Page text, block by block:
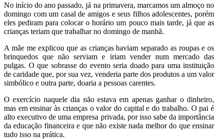
No início do ano passado, já na primavera, marcamos um almoço no
domingo com um casal de amigos e seus filhos adolescentes, porém
eles pediram para colocar o horário um pouco mais tarde, já que as
crianças teriam que trabalhar no domingo de manhã.
A mãe me explicou que as crianças haviam separado as roupas e os
brinquedos que não serviam e iriam vender num mercado das
pulgas. O que sobrasse do evento seria doado para uma instituição
de caridade que, por sua vez, venderia parte dos produtos a um valor
simbólico e outra parte, doaria a pessoas carentes.
O exercício naquele dia não estava em apenas ganhar o dinheiro,
mas em ensinar às crianças o valor do capital e do trabalho. O pai é
alto executivo de uma empresa privada, por isso sabe da importância
da educação financeira e que não existe nada melhor do que ensinar
tudo isso na prática.